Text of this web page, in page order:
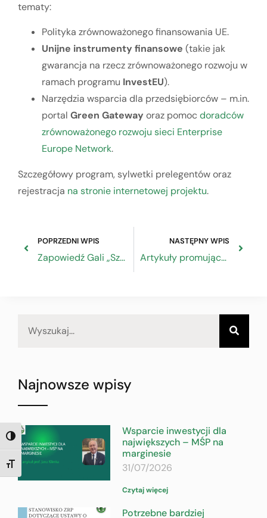
TOGGLE HIGH CONTRAST
TOGGLE FONT SIZE
tematy:
Polityka zrównoważonego finansowania UE.
Unijne instrumenty finansowe (takie jak
gwarancja na rzecz zrównoważonego rozwoju w
ramach programu InvestEU).
Narzędzia wsparcia dla przedsiębiorców – m.in.
portal Green Gateway oraz pomocdoradców
zrównoważonego rozwoju sieci Enterprise
Europe Network.
Szczegółowy program, sylwetki prelegentów oraz
rejestracja na stronie internetowej projektu.
POPRZEDNI WPIS
Zapowiedź Gali „Szkoły Rzemiosła”
NASTĘPNY WPIS
Artykuły promujące Galę „Szkoły Rzemiosła”
Najnowsze wpisy
Wsparcie inwestycji dla
największych – MŚP na
marginesie
31/07/2026
Czytaj więcej
Potrzebne bardziej